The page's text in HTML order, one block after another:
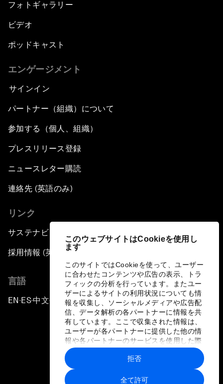
このウェブサイトはCookieを使用し
ます
このサイトではCookieを使って、ユーザー
に合わせたコンテンツや広告の表示、トラ
フィックの分析を行っています。またユー
ザーによるサイトの利用状況についても情
報を収集し、ソーシャルメディアや広告配
信、データ解析の各パートナーに情報を共
有しています。ここで収集された情報は、
ユーザーが各パートナーに提供した他の情
報や各パートナーのサービスを使用した際
に収集された情報と組み合わされ、各パー
トナーによって使用されることがありま
す。
全て許可
拒否
フォトギャラリー
ビデオ
ポッドキャスト
エンゲージメント
サインイン
パートナー（組織）について
参加する（個人、組織）
プレスリリース登録
ニュースレター購読
連絡先 (英語のみ)
リンク
サステナビリティへの取り組み
採用情報 (英語のみ)
言語
EN ▪ES▪中文▪ 日本語
プライバシーポリシーと利用規約